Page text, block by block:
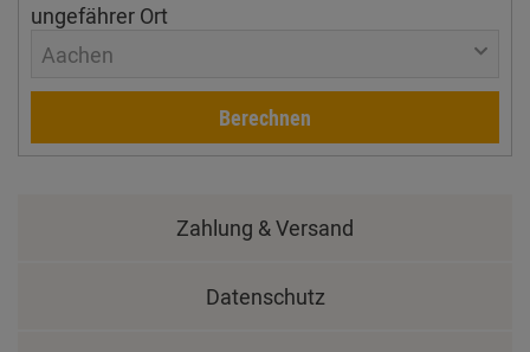
ungefährer Ort
Aachen
Berechnen
Zahlung & Versand
Datenschutz